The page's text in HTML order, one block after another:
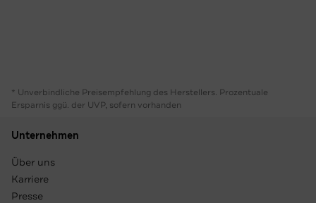
* Unverbindliche Preisempfehlung des Herstellers. Prozentuale
Ersparnis ggü. der UVP, sofern vorhanden
Unternehmen
Über uns
Karriere
Presse